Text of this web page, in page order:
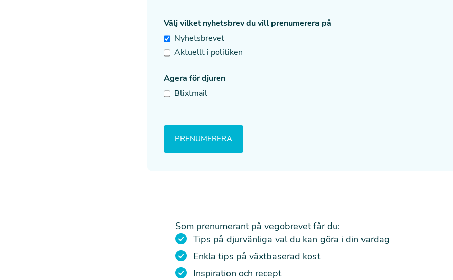
Välj vilket nyhetsbrev du vill prenumerera på
Nyhetsbrevet
Aktuellt i politiken
Agera för djuren
Blixtmail
Som prenumerant på vegobrevet får du:
Tips på djurvänliga val du kan göra i din vardag
Enkla tips på växtbaserad kost
Inspiration och recept